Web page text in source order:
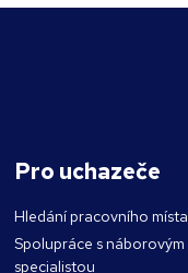
Pro uchazeče
Hledání pracovního místa
Spolupráce s náborovým
specialistou